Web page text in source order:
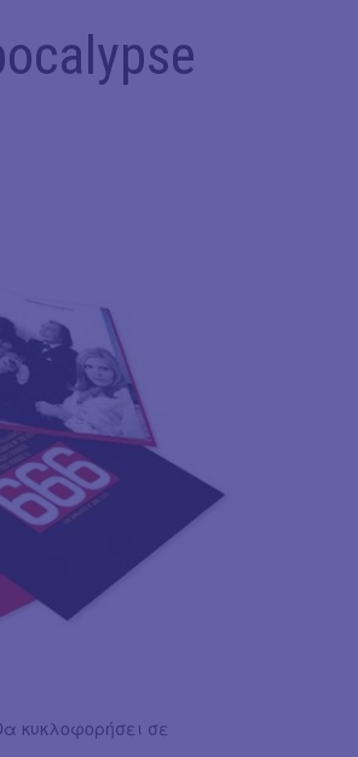
κυκλοφορήσει σε